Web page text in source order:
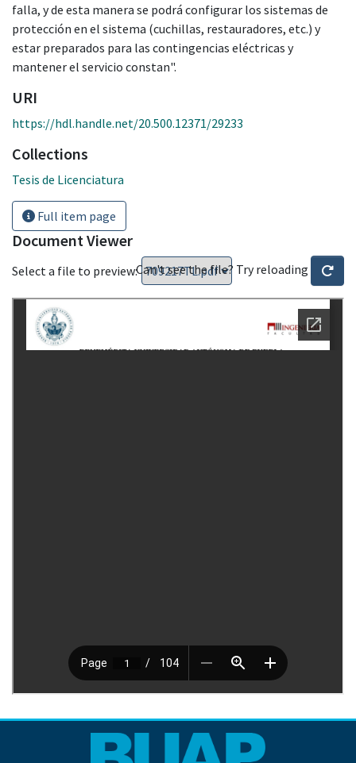
falla, y de esta manera se podrá configurar los sistemas de
protección en el sistema (cuchillas, restauradores, etc.) y
estar preparados para las contingencias eléctricas y
mantener el servicio constan".
URI
https://hdl.handle.net/20.500.12371/29233
Collections
Tesis de Licenciatura
Full item page
Document Viewer
Select a file to preview:Can't see the file? Try reloading